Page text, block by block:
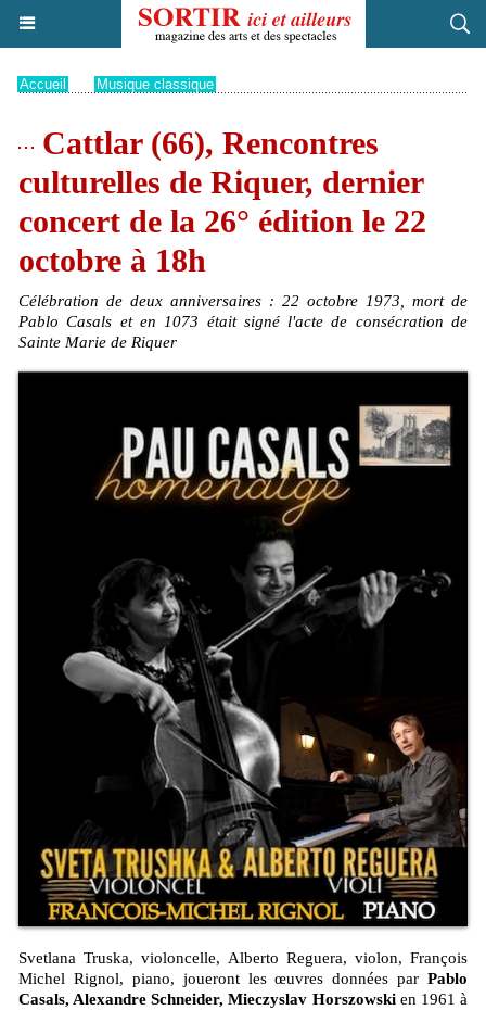
Accueil Musique classique
Cattlar (66), Rencontres
culturelles de Riquer, dernier
concert de la 26° édition le 22
octobre à 18h
Célébration de deux anniversaires : 22 octobre 1973, mort de
Pablo Casals et en 1073 était signé l'acte de consécration de
Sainte Marie de Riquer
Svetlana Truska, violoncelle, Alberto Reguera, violon, François
Michel Rignol, piano, joueront les œuvres données par Pablo
Casals, Alexandre Schneider, Mieczyslav Horszowski en 1961 à